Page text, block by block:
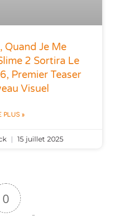
Quand Je Me
2 Sortira Le
Premier Teaser
Visuel
PLUS »
15 juillet 2025
0